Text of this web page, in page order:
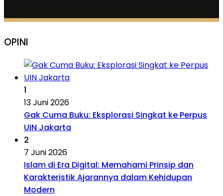
OPINI
1
13 Juni 2026
Gak Cuma Buku: Eksplorasi Singkat ke Perpus
UIN Jakarta
2
7 Juni 2026
Islam di Era Digital: Memahami Prinsip dan
Karakteristik Ajarannya dalam Kehidupan
Modern